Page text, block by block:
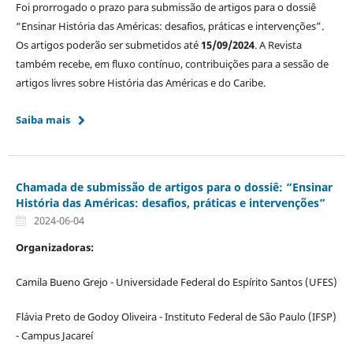
Foi prorrogado o prazo para submissão de artigos para o dossiê
“Ensinar História das Américas: desafios, práticas e intervenções”.
Os artigos poderão ser submetidos até15/09/2024. A Revista
também recebe, em fluxo contínuo, contribuições para a sessão de
artigos livres sobre História das Américas e do Caribe.
Saiba mais
Chamada de submissão de artigos para o dossiê: “Ensinar
História das Américas: desafios, práticas e intervenções”
2024-06-04
Organizadoras:
Camila Bueno Grejo - Universidade Federal do Espírito Santos (UFES)
Flávia Preto de Godoy Oliveira - Instituto Federal de São Paulo (IFSP)
- Campus Jacareí